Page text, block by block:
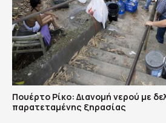
Πουέρτο Ρίκο: Διανομή νερού με
παρατεταμένης ξηρασίας